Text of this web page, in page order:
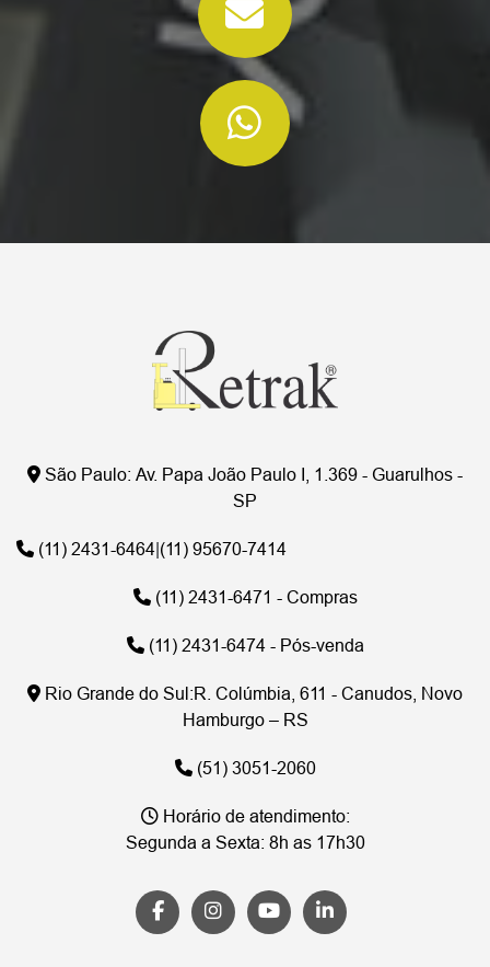
São Paulo: Av. Papa João Paulo I, 1.369 - Guarulhos -
SP
(11) 2431-6464 (11) 95670-7414
(11) 2431-6471 - Compras
(11) 2431-6474 - Pós-venda
Rio Grande do Sul:R. Colúmbia, 611 - Canudos, Novo
Hamburgo – RS
(51) 3051-2060
Horário de atendimento:
Segunda a Sexta: 8h as 17h30